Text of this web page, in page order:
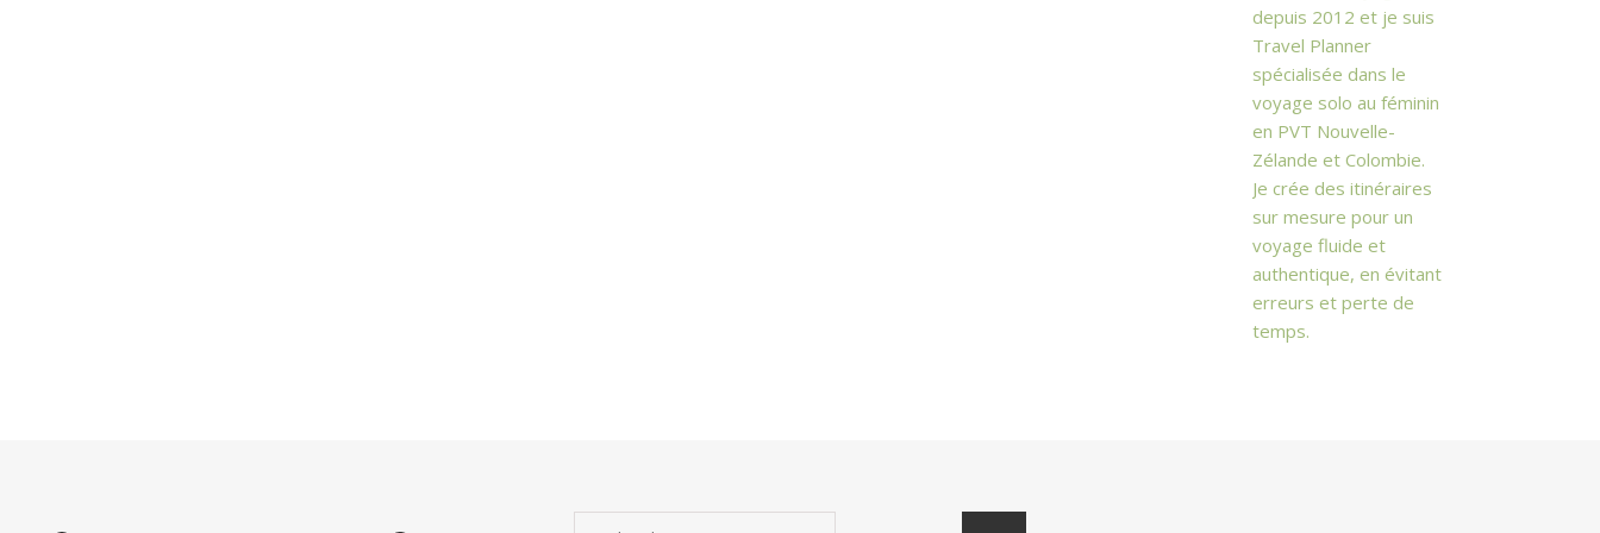
depuis 2012 et je suis
Travel Planner
spécialisée dans le
voyage solo au féminin
en PVT Nouvelle-
Zélande et Colombie.
Je crée des itinéraires
sur mesure pour un
voyage fluide et
authentique, en évitant
erreurs et perte de
temps.